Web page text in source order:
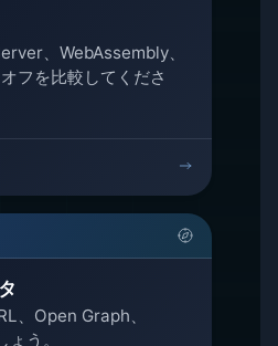
、WebAssembly、
フを比較してくださ
、Open Graph、
う。